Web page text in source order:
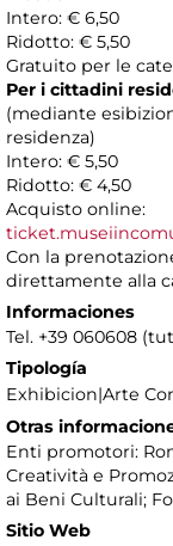
Intero: € 6,50
Ridotto: € 5,50
Gratuito per le
Per i cittadini
(mediante
residenza)
Intero: € 5,50
Ridotto: € 4,50
Acquisto online:
Con la
direttamente alla
Informaciones
Tel. +39 060608
Tipología
Exhibicion|Arte
Otras
Enti promotori:
Creatività e
ai Beni Culturali;
Sitio Web